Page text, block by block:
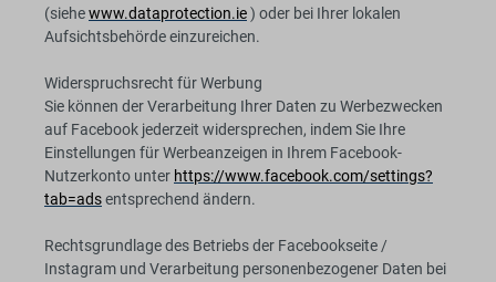
(siehewww.dataprotection.ie) oder bei Ihrer lokalen
Aufsichtsbehörde einzureichen.
Widerspruchsrecht für Werbung
Sie können der Verarbeitung Ihrer Daten zu Werbezwecken
auf Facebook jederzeit widersprechen, indem Sie Ihre
Einstellungen für Werbeanzeigen in Ihrem Facebook-
Nutzerkonto unter https://www.facebook.com/settings?
tab=adsentsprechend ändern.
Rechtsgrundlage des Betriebs der Facebookseite /
Instagram und Verarbeitung personenbezogener Daten bei